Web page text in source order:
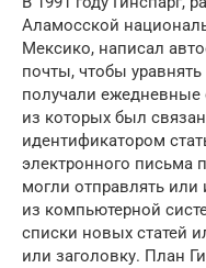
Аламосской
Мексико, написал
почты, чтобы
получали
из которых был
идентификатором
электронного письма
могли отправлять или
из компьютерной
списки новых статей
или заголовку. План